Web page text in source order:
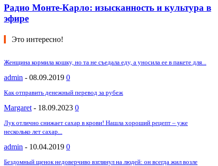
Радио Монте-Карло: изысканность и культура в
эфире
Это интересно!
Женщина кормила кошку, но та не съедала еду, а уносила ее в пакете для...
admin - 08.09.2019 0
Как отправить денежный перевод за рубеж
Margaret - 18.09.2023 0
Лук отлично снижает сахар в крови! Нашла хороший рецепт – уже
несколько лет сахар...
admin - 10.04.2019 0
Бездомный щенок недоверчиво взглянул на людей: он всегда жил возле